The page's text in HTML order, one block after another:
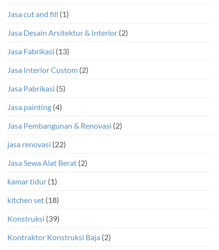
Jasa cut and fill (1)
Jasa Desain Arsitektur & Interior (2)
Jasa Fabrikasi (13)
Jasa Interior Custom (2)
Jasa Pabrikasi (5)
Jasa painting (4)
Jasa Pembangunan & Renovasi (2)
jasa renovasi (22)
Jasa Sewa Alat Berat (2)
kamar tidur (1)
kitchen set (18)
Konstruksi (39)
Kontraktor Konstruksi Baja (2)